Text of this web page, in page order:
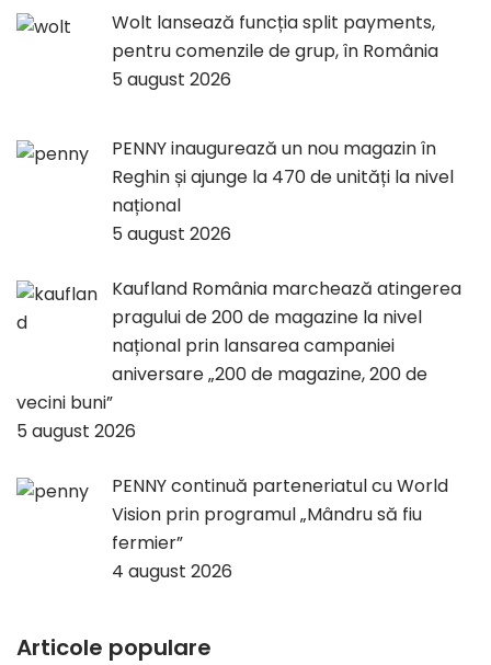
Wolt lansează funcția split payments,
pentru comenzile de grup, în România
5 august 2026
PENNY inaugurează un nou magazin în
Reghin și ajunge la 470 de unități la nivel
național
5 august 2026
Kaufland România marchează atingerea
pragului de 200 de magazine la nivel
național prin lansarea campaniei
aniversare „200 de magazine, 200 de
vecini buni”
5 august 2026
PENNY continuă parteneriatul cu World
Vision prin programul „Mândru să fiu
fermier”
4 august 2026
Articole populare